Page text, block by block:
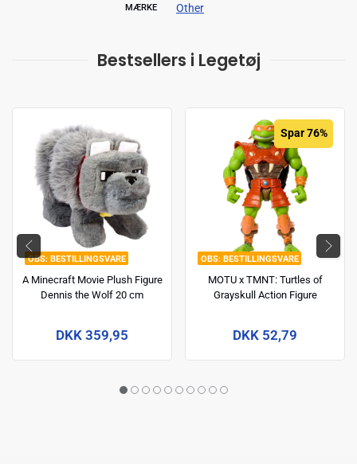
MÆRKE Other
Bestsellers i Legetøj
BESTILLINGSVARE
A Minecraft Movie Plush Figure
Dennis the Wolf 20 cm
DKK 359,95
BESTILLINGSVARE
Spar 76%
MOTU x TMNT: Turtles of
Grayskull Action Figure
DKK 52,79